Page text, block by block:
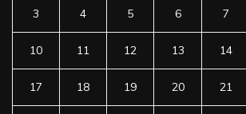
3 4 5 6 7
10 11 12 13 14
17 18 19 20 21